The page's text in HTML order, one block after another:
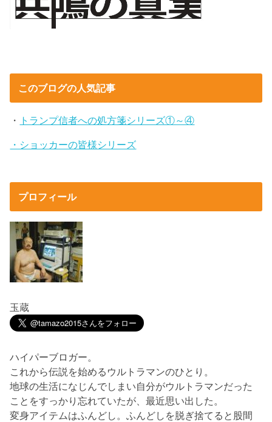
このブログの人気記事
・ トランプ信者への処方箋シリーズ①～④
・ショッカーの皆様シリーズ
プロフィール
玉蔵
ハイパーブロガー。
これから伝説を始めるウルトラマンのひとり。
地球の生活になじんでしまい自分がウルトラマンだった
ことをすっかり忘れていたが、最近思い出した。
変身アイテムはふんどし。ふんどしを脱ぎ捨てると股間